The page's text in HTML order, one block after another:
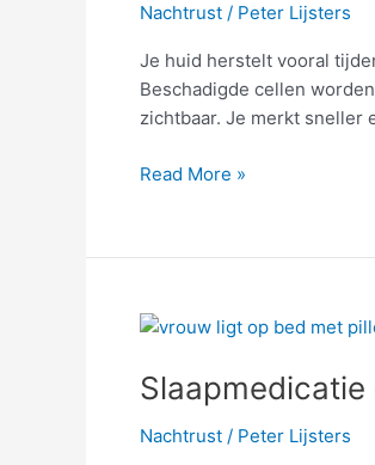
Nachtrust / Peter Lijsters
Je huid herstelt vooral
Beschadigde cellen
zichtbaar. Je merkt sneller
voor
Read More »
Nachtrust / Peter Lijsters
Slaapmedicatie
slapen:
doet